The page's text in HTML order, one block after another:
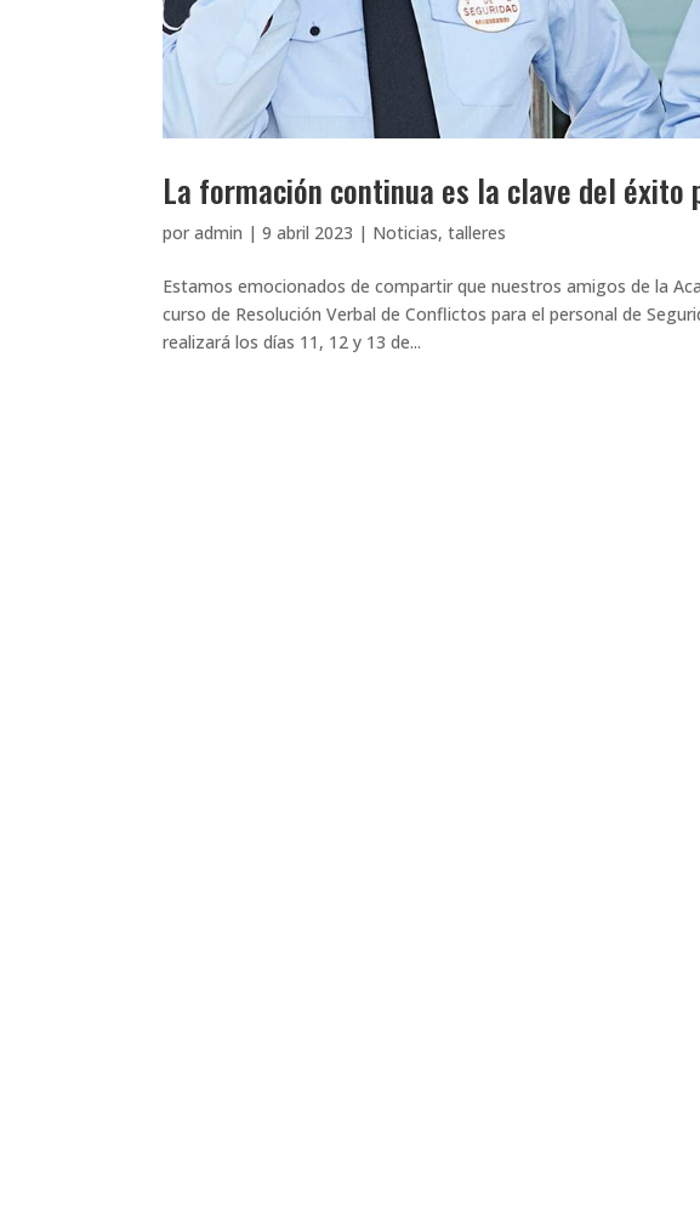
La formación continua es la clave del éxito
poradmin |9 abril 2023 | Noticias,talleres
Estamos emocionados de compartir que nuestros amigos de la
curso de Resolución Verbal de Conflictos para el personal de
realizará los días 11, 12 y 13 de...